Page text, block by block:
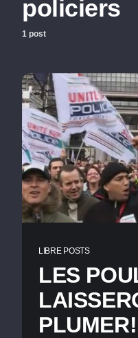
policiers
1 post
LIBRE POSTS
LES
PLUMER!